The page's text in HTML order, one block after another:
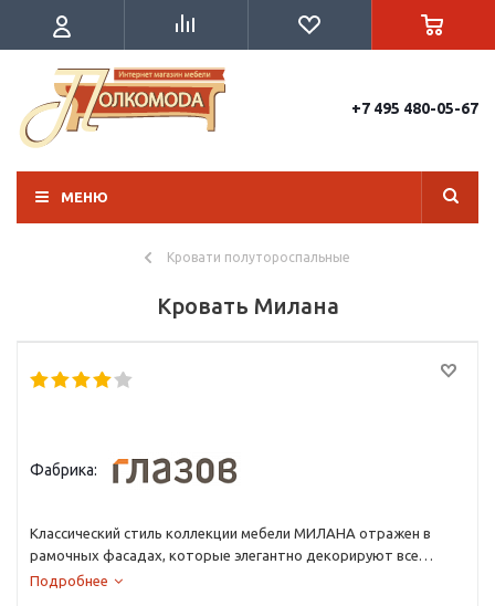
+7 495 480-05-67
МЕНЮ
Кровати полутороспальные
Кровать Милана
Фабрика:
Классический стиль коллекции мебели МИЛАНА отражен в
рамочных фасадах, которые элегантно декорируют все
модули данной коллекции: изголовье кровати, выдвижные
Подробнее